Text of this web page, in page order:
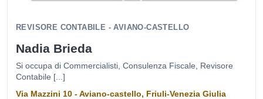
REVISORE CONTABILE - AVIANO-CASTELLO
Nadia Brieda
Si occupa di Commercialisti, Consulenza Fiscale, Revisore
Contabile [...]
Via Mazzini 10 - Aviano-castello, Friuli-Venezia Giulia